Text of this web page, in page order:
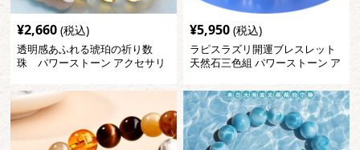
¥2,660 (税込)
透明感あふれる琥珀の祈り数
珠 パワーストーン アクセサリ
¥5,950 (税込)
ラピスラズリ開運ブレスレット
天然石三色組 パワーストーン ア